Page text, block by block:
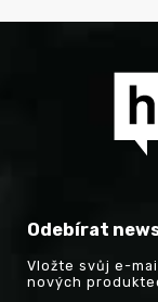
Odebírat
Vložte svůj e-
nových